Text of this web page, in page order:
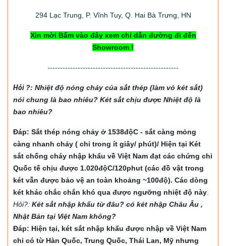
294Lạc Trung, P. Vĩnh Tuy, Q. Hai Bà Trưng, HN
Xin mời Bấm vào đây xem chỉ dẫn đường đi đến
Showroom !
----------------------------------------------------
Hỏi ?: Nhiệt độ nóng chảy của sắt thép (làm vỏ két sắt)
nói chung là bao nhiêu? Két sắt chịu được Nhiệt độ là
bao nhiêu?
Đáp: Sắt thép nóng chảy ở 1538độC - sắt càng mỏng
càng nhanh chảy ( chỉ trong ít giây/ phút)/ Hiện tại Két
sắt chống cháy nhập khẩu về Việt Nam đạt các chứng chỉ
Quốc tế chịu được 1.020độC/120phut (các đồ vật trong
két vẫn được bảo vệ an toàn khoảng ~100độ). Các dòng
két khác chắc chắn khó qua được ngưỡng nhiệt độ này.
Hỏi?: Két sắt nhập khẩu từ đâu? có két nhập Châu Âu ,
Nhật Bản tại Việt Nam không?
Đáp: Hiện tại, két sắt nhập khẩu được nhập về Việt Nam
chỉ có từ Hàn Quốc, Trung Quốc, Thái Lan, Mỹ nhưng